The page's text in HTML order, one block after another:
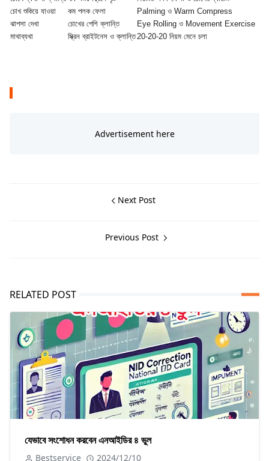
চোখ শুকিয়ে যাওয়া
কম পলক ফেলা
Palming ও Warm Compress
ঝাপসা দেখা
চোখের পেশি ক্লান্তি
Eye Rolling ও Movement Exercise
মাথাব্যথা
স্ক্রিন ব্রাইটনেস ও ক্লান্তি 20-20-20 নিয়ম মেনে চলা
Next Post
Previous Post
RELATED POST
যেভাবে সংশোধন করবেন এনআইডির ৪ ভুল
Bestservice 2024/12/10